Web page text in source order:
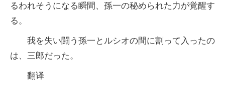
るわれそうになる瞬間、孫一の秘められた力が覚醒す
る。
我を失い闘う孫一とルシオの間に割って入ったの
は、三郎だった。
翻译